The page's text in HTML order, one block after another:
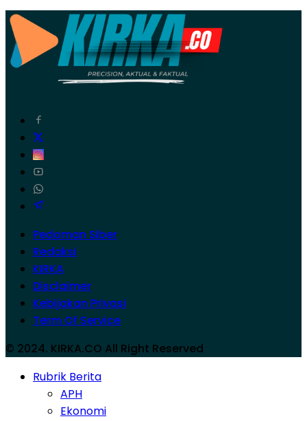
Pedoman Siber
Redaksi
KIRKA
Disclaimer
Kebijakan Privasi
Term Of Service
© 2024. KIRKA.CO All Right Reserved
Rubrik Berita
APH
Ekonomi